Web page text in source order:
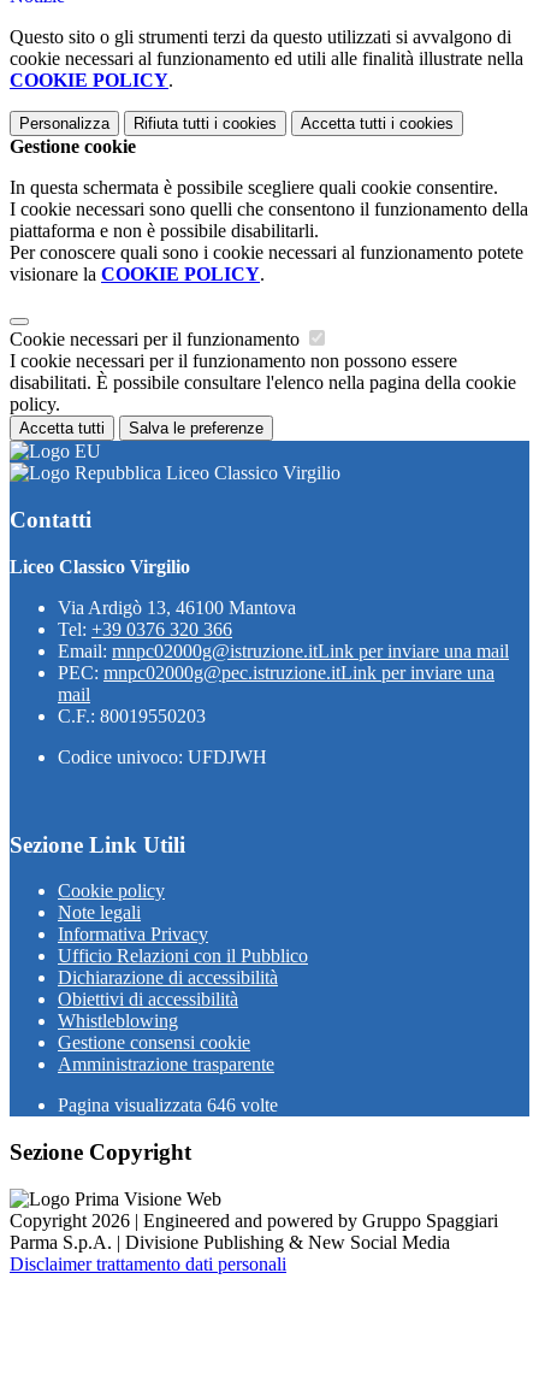
Questo sito o gli strumenti terzi da questo utilizzati si avvalgono di
cookie necessari al funzionamento ed utili alle finalità illustrate nella
COOKIE POLICY.
Personalizza Rifiuta tutti i cookies Accetta tutti i cookies
Gestione cookie
In questa schermata è possibile scegliere quali cookie consentire.
I cookie necessari sono quelli che consentono il funzionamento della
piattaforma e non è possibile disabilitarli.
Per conoscere quali sono i cookie necessari al funzionamento potete
visionare la COOKIE POLICY.
Cookie necessari per il funzionamento
I cookie necessari per il funzionamento non possono essere
disabilitati. È possibile consultare l'elenco nella pagina della cookie
policy.
Accetta tutti Salva le preferenze
Liceo Classico Virgilio
Contatti
Liceo Classico Virgilio
Via Ardigò 13, 46100 Mantova
Tel: +39 0376 320 366
Email: mnpc02000g@istruzione.itLink per inviare una mail
PEC: mnpc02000g@pec.istruzione.itLink per inviare una
mail
C.F.: 80019550203
Codice univoco: UFDJWH
Sezione Link Utili
Cookie policy
Note legali
Informativa Privacy
Ufficio Relazioni con il Pubblico
Dichiarazione di accessibilità
Obiettivi di accessibilità
Whistleblowing
Gestione consensi cookie
Amministrazione trasparente
Pagina visualizzata 646 volte
Sezione Copyright
Copyright 2026 | Engineered and powered by Gruppo Spaggiari
Parma S.p.A. | Divisione Publishing & New Social Media
Disclaimer trattamento dati personali